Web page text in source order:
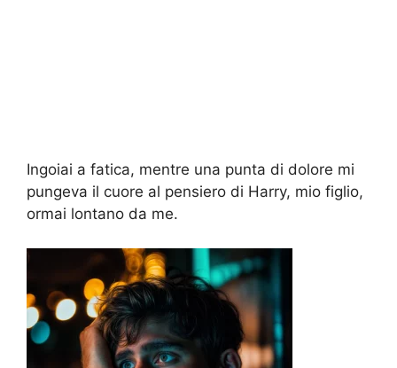
Ingoiai a fatica, mentre una punta di dolore mi
pungeva il cuore al pensiero di Harry, mio figlio,
ormai lontano da me.